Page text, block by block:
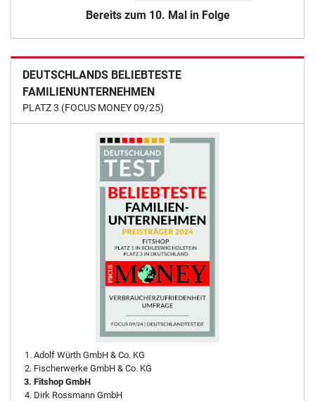
Bereits zum 10. Mal in Folge
DEUTSCHLANDS BELIEBTESTE
FAMILIENUNTERNEHMEN
PLATZ 3 (FOCUS MONEY 09/25)
Adolf Würth GmbH & Co. KG
Fischerwerke GmbH & Co. KG
Fitshop GmbH
Dirk Rossmann GmbH